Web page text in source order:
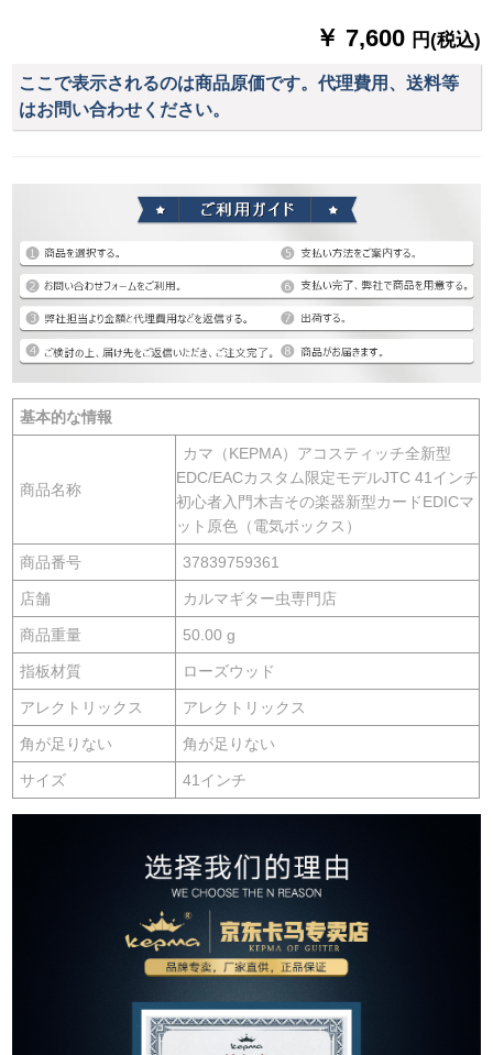
￥ 7,600 円(税込)
ここで表示されるのは商品原価です。代理費用、送料等
はお問い合わせください。
基本的な情報
商品名称
カマ（KEPMA）アコスティッチ全新型
EDC/EACカスタム限定モデルJTC 41インチ
初心者入門木吉その楽器新型カードEDICマ
ット原色（電気ボックス）
商品番号 37839759361
店舗 カルマギター虫専門店
商品重量 50.00 g
指板材質 ローズウッド
アレクトリックス アレクトリックス
角が足りない 角が足りない
サイズ 41インチ